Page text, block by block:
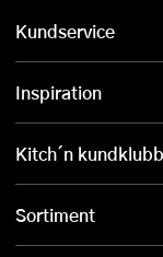
Kundservice
Inspiration
Kitch´n kundklubb
Sortiment